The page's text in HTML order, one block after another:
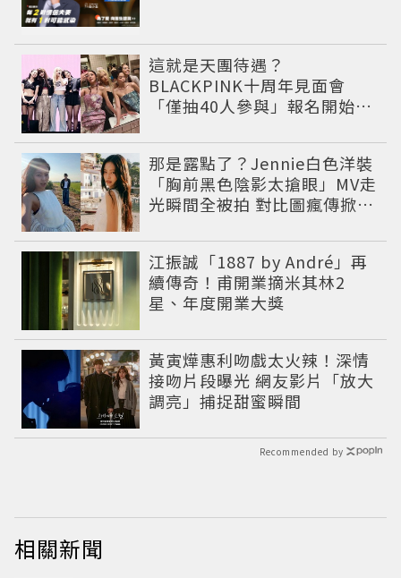
這就是天團待遇？
BLACKPINK十周年見面會
「僅抽40人參與」報名開始到
那是露點了？Jennie白色洋裝
「胸前黑色陰影太搶眼」MV走
光瞬間全被拍 對比圖瘋傳掀論
江振誠「1887 by André」再
續傳奇！甫開業摘米其林2
星、年度開業大獎
黃寅燁惠利吻戲太火辣！深情
接吻片段曝光 網友影片「放大
調亮」捕捉甜蜜瞬間
Recommended by
相關新聞